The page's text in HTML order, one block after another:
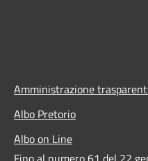
Amministrazione
Albo Pretorio
Albo on Line